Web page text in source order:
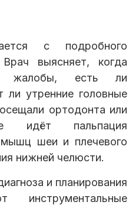
с подробного
выясняет, когда
жалобы, есть ли
ли утренние головные
ортодонта или
идёт пальпация
шеи и плечевого
нижней челюсти.
и планирования
инструментальные